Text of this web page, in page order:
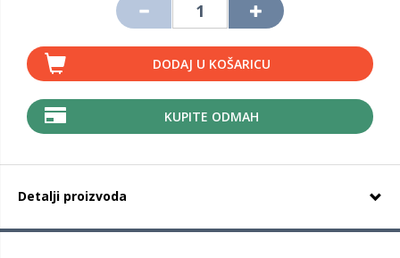
DODAJ U KOŠARICU
KUPITE ODMAH
Detalji proizvoda